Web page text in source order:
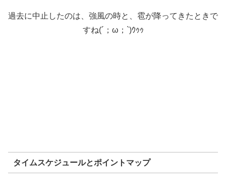
過去に中止したのは、強風の時と、雹が降ってきたときで
すね(´；ω；`)ｳｩｩ
タイムスケジュールとポイントマップ